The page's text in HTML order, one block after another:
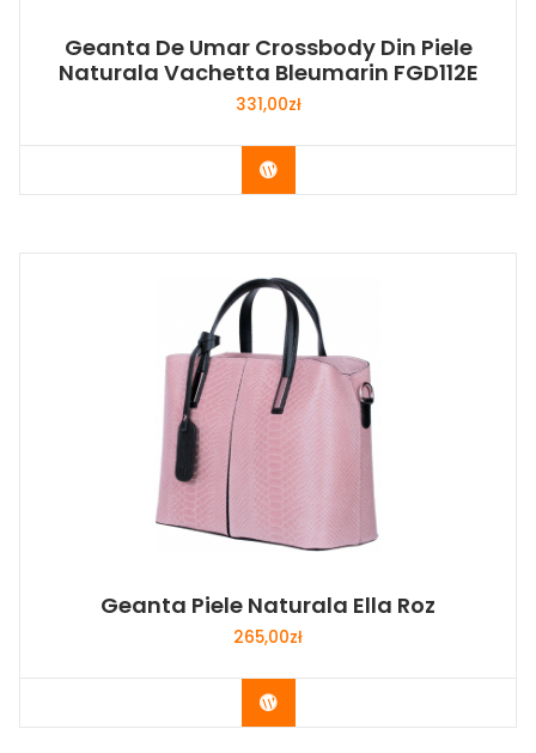
Geanta De Umar Crossbody Din Piele
Naturala Vachetta Bleumarin FGD112E
331,00zł
Buy Now
Geanta Piele Naturala Ella Roz
265,00zł
Buy Now